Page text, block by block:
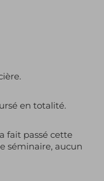
en totalité.
fait passé cette
séminaire, aucun